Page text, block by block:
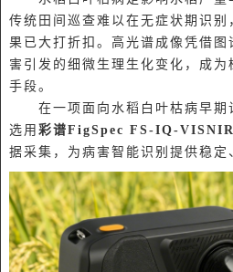
传统田间巡查难以在无症状期识
果已大打折扣。高光谱成像凭借
害引发的细微生理生化变化，成
手段。
在一项面向水稻白叶枯病早期
选用 彩谱FigSpec FS-IQ-VISNIR
据采集，为病害智能识别提供稳定